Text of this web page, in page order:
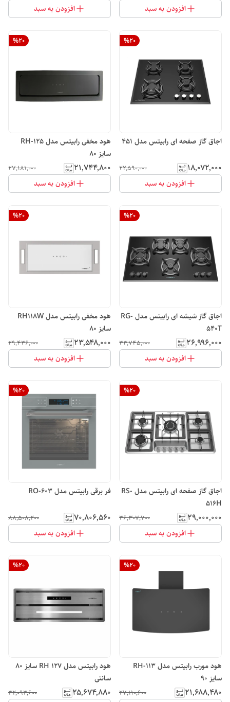
افزودن به سبد افزودن به سبد
%20
اجاق گاز صفحه ای رابیتس مدل 451
۱۸٬۰۷۲٬۰۰۰ ۲۲٬۵۹۰٬۰۰۰
افزودن به سبد
%20
هود مخفی رابیتس مدل RH-125
سایز 80
۲۱٬۷۴۴٬۸۰۰ ۲۷٬۱۸۱٬۰۰۰
افزودن به سبد
%20
اجاق گاز شیشه ای رابیتس مدل RG-
540T
۲۶٬۹۹۶٬۰۰۰ ۳۳٬۷۴۵٬۰۰۰
افزودن به سبد
%20
هود مخفی رابیتس مدل RH118W
سایز 80
۲۳٬۵۴۸٬۰۰۰ ۲۹٬۴۳۶٬۰۰۰
افزودن به سبد
%20
اجاق گاز صفحه ای رابیتس مدل RS-
516H
۲۹٬۰۰۰٬۰۰۰ ۳۶٬۳۰۷٬۷۰۰
افزودن به سبد
%20
فر برقی رابیتس مدل RO-603
۷۰٬۸۰۶٬۵۶۰ ۸۸٬۵۰۸٬۲۰۰
افزودن به سبد
%20
هود مورب رابیتس مدل RH-113
سایز 90
۲۱٬۶۸۸٬۴۸۰ ۲۷٬۱۱۰٬۶۰۰
%20
هود رابیتس مدل RH 127 سایز 80
سانتی
۲۵٬۶۷۴٬۸۸۰ ۳۲٬۰۹۳٬۶۰۰